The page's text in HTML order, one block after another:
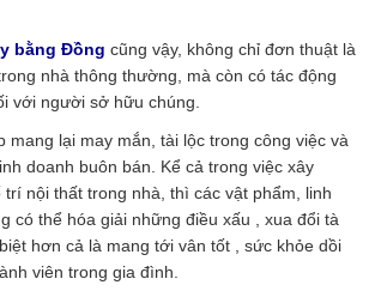
bằng Đồng cũng vậy, không chỉ đơn thuật là
nhà thông thường, mà còn có tác động
với người sở hữu chúng.
mang lại may mắn, tài lộc trong công việc và
doanh buôn bán. Kể cả trong việc xây
nội thất trong nhà, thì các vật phẩm, linh
có thể hóa giải những điều xấu , xua đổi tà
hơn cả là mang tới vân tốt , sức khỏe dồi
viên trong gia đình.